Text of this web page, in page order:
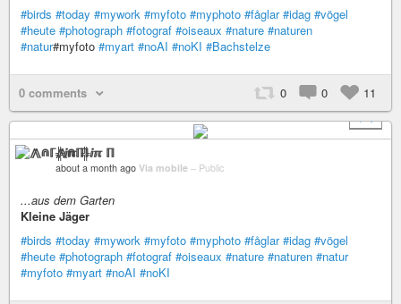
#birds #today #mywork #myfoto #myphoto #fåglar #idag #vögel
#heute #photograph #fotograf #oiseaux #nature #naturen
#natur#myfoto #myart #noAI #noKI #Bachstelze
0 comments 0 0
11
+ 1
⨇⋒ℾ╬ⅈℼ ℿ
about a month ago Via mobile – Public
...aus dem Garten
Kleine Jäger
#birds #today #mywork #myfoto #myphoto #fåglar #idag #vögel
#heute #photograph #fotograf #oiseaux #nature #naturen #natur
#myfoto #myart #noAI #noKI